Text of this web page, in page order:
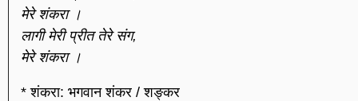
मेरे शंकरा ।
लागी मेरी प्रीत तेरे संग,
मेरे शंकरा ।
* शंकरा: भगवान शंकर / शङ्कर